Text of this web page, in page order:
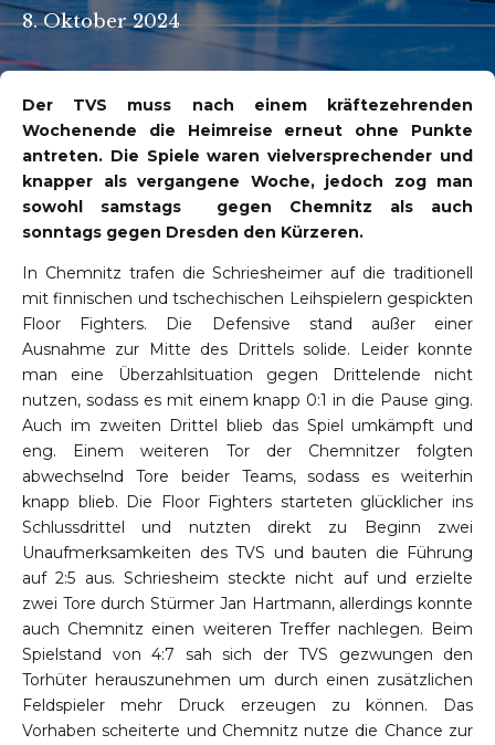
8. Oktober 2024
Der TVS muss nach einem kräftezehrenden
Wochenende die Heimreise erneut ohne Punkte
antreten. Die Spiele waren vielversprechender und
knapper als vergangene Woche, jedoch zog man
sowohl samstags gegen Chemnitz als auch
sonntags gegen Dresden den Kürzeren.
In Chemnitz trafen die Schriesheimer auf die traditionell
mit finnischen und tschechischen Leihspielern gespickten
Floor Fighters. Die Defensive stand außer einer
Ausnahme zur Mitte des Drittels solide. Leider konnte
man eine Überzahlsituation gegen Drittelende nicht
nutzen, sodass es mit einem knapp 0:1 in die Pause ging.
Auch im zweiten Drittel blieb das Spiel umkämpft und
eng. Einem weiteren Tor der Chemnitzer folgten
abwechselnd Tore beider Teams, sodass es weiterhin
knapp blieb. Die Floor Fighters starteten glücklicher ins
Schlussdrittel und nutzten direkt zu Beginn zwei
Unaufmerksamkeiten des TVS und bauten die Führung
auf 2:5 aus. Schriesheim steckte nicht auf und erzielte
zwei Tore durch Stürmer Jan Hartmann, allerdings konnte
auch Chemnitz einen weiteren Treffer nachlegen. Beim
Spielstand von 4:7 sah sich der TVS gezwungen den
Torhüter herauszunehmen um durch einen zusätzlichen
Feldspieler mehr Druck erzeugen zu können. Das
Vorhaben scheiterte und Chemnitz nutze die Chance zur